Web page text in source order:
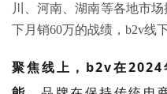
川、河南、湖南等各地市
下月销60万的战绩，b2v线
聚焦线上， b2v在2024